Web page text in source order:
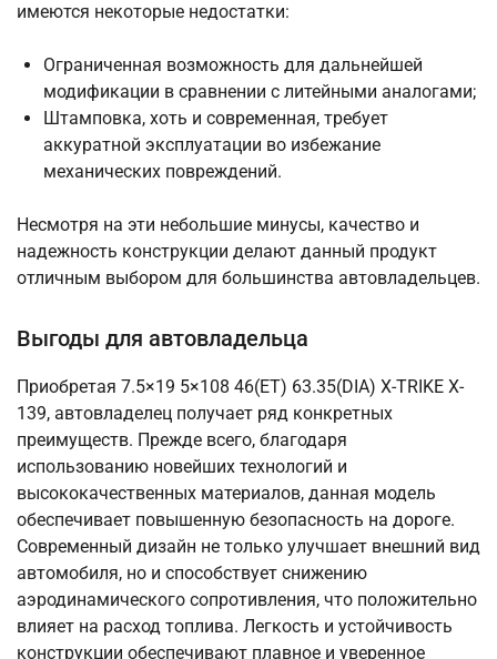
имеются некоторые недостатки:
Ограниченная возможность для дальнейшей
модификации в сравнении с литейными аналогами;
Штамповка, хоть и современная, требует
аккуратной эксплуатации во избежание
механических повреждений.
Несмотря на эти небольшие минусы, качество и
надежность конструкции делают данный продукт
отличным выбором для большинства автовладельцев.
Выгоды для автовладельца
Приобретая 7.5×19 5×108 46(ET) 63.35(DIA) X-TRIKE X-
139, автовладелец получает ряд конкретных
преимуществ. Прежде всего, благодаря
использованию новейших технологий и
высококачественных материалов, данная модель
обеспечивает повышенную безопасность на дороге.
Современный дизайн не только улучшает внешний вид
автомобиля, но и способствует снижению
аэродинамического сопротивления, что положительно
влияет на расход топлива. Легкость и устойчивость
конструкции обеспечивают плавное и уверенное